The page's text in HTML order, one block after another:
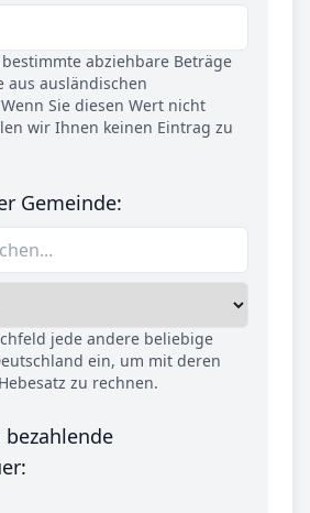
abziehbare Beträge
aus ausländischen
Sie diesen Wert nicht
wir Ihnen keinen Eintrag zu
Gemeinde:
jede andere beliebige
ein, um mit deren
zu rechnen.